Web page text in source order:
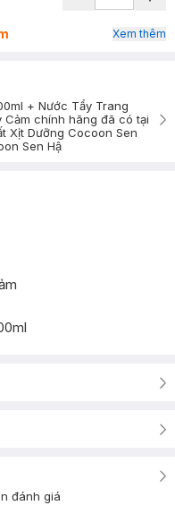
Xem thêm
+ Nước Tẩy Trang
Cảm chính hãng đã có tại
Xịt Dưỡng Cocoon Sen
Sen Hậ
đánh giá